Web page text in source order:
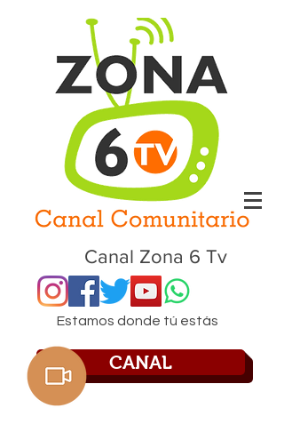
Canal Zona 6 Tv
Estamos donde tú estás
CANAL